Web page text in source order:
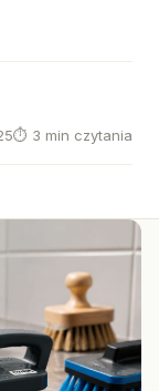
⏱ 3 min czytania